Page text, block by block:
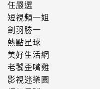
任嚴選
短視頻一姐
劍羽勝一
熱點星球
美好生活網
老饕歪嘴雞
影視迷樂園